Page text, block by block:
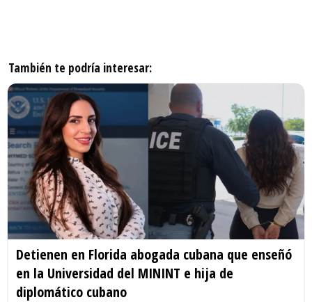
También te podría interesar:
Detienen en Florida abogada cubana que enseñó
en la Universidad del MININT e hija de
diplomático cubano